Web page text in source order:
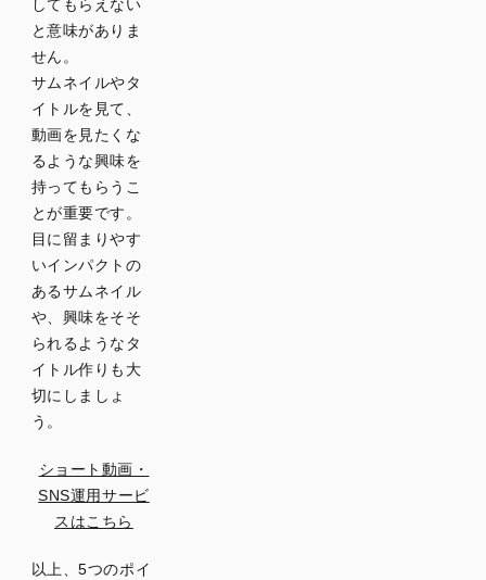
してもらえない
と意味がありま
せん。
サムネイルやタ
イトルを見て、
動画を見たくな
るような興味を
持ってもらうこ
とが重要です。
目に留まりやす
いインパクトの
あるサムネイル
や、興味をそそ
られるようなタ
イトル作りも大
切にしましょ
う。
ショート動画・
SNS運用サービ
スはこちら
以上、5つのポイ